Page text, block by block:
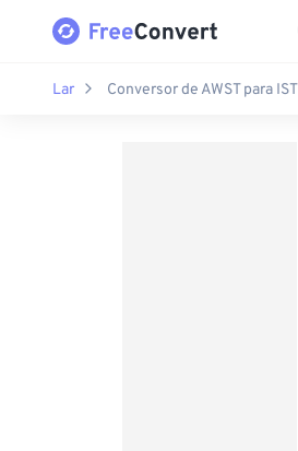
Lar Conversor de AWST para IST